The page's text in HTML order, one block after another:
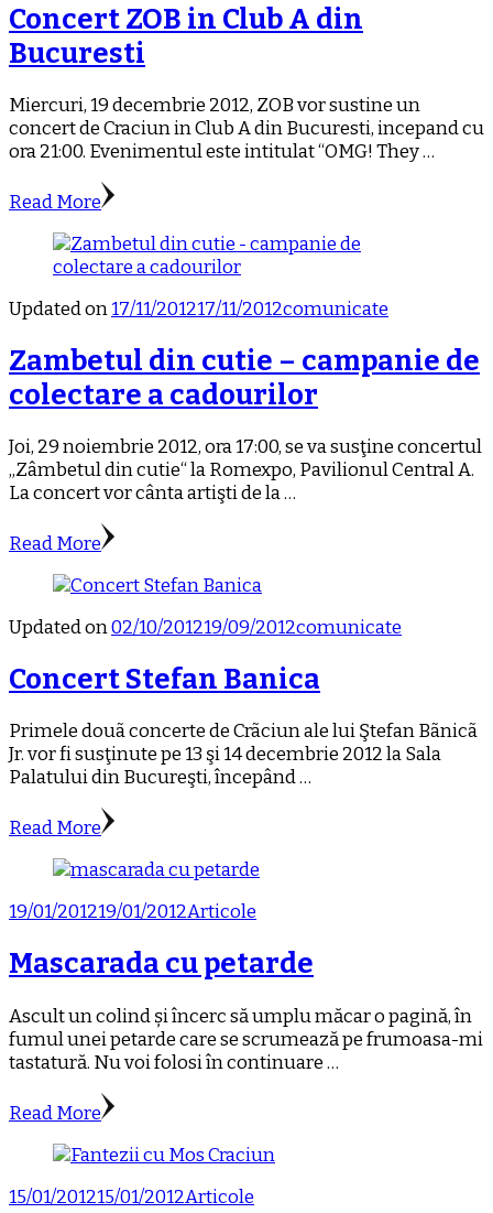
Concert ZOB in Club A din
Bucuresti
Miercuri, 19 decembrie 2012, ZOB vor sustine un
concert de Craciun in Club A din Bucuresti, incepand cu
ora 21:00. Evenimentul este intitulat “OMG! They …
Read More
Updated on17/11/201217/11/2012comunicate
Zambetul din cutie – campanie de
colectare a cadourilor
Joi, 29 noiembrie 2012, ora 17:00, se va susţine concertul
„Zâmbetul din cutie“ la Romexpo, Pavilionul Central A.
La concert vor cânta artişti de la …
Read More
Updated on02/10/201219/09/2012comunicate
Concert Stefan Banica
Primele douã concerte de Crãciun ale lui Ştefan Bãnicã
Jr. vor fi susţinute pe 13 şi 14 decembrie 2012 la Sala
Palatului din Bucureşti, începând …
Read More
19/01/201219/01/2012Articole
Mascarada cu petarde
Ascult un colind și încerc să umplu măcar o pagină, în
fumul unei petarde care se scrumează pe frumoasa-mi
tastatură. Nu voi folosi în continuare …
Read More
15/01/201215/01/2012Articole